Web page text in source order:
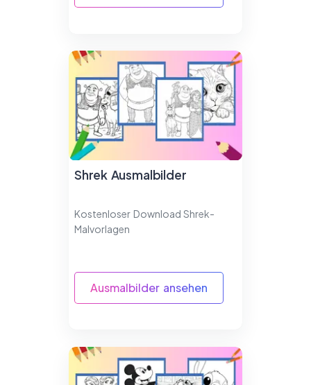
Shrek Ausmalbilder
Kostenloser Download Shrek-
Malvorlagen
Ausmalbilder ansehen